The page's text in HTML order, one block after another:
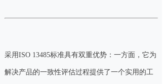
采用ISO 13485标准具有双重优势：一方面，它为
解决产品的一致性评估过程提供了一个实用的工